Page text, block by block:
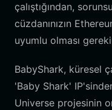
çalıştığından,
cüzdanınızın
uyumlu olması
BabyShark, küresel
'Baby Shark'
Universe projesinin